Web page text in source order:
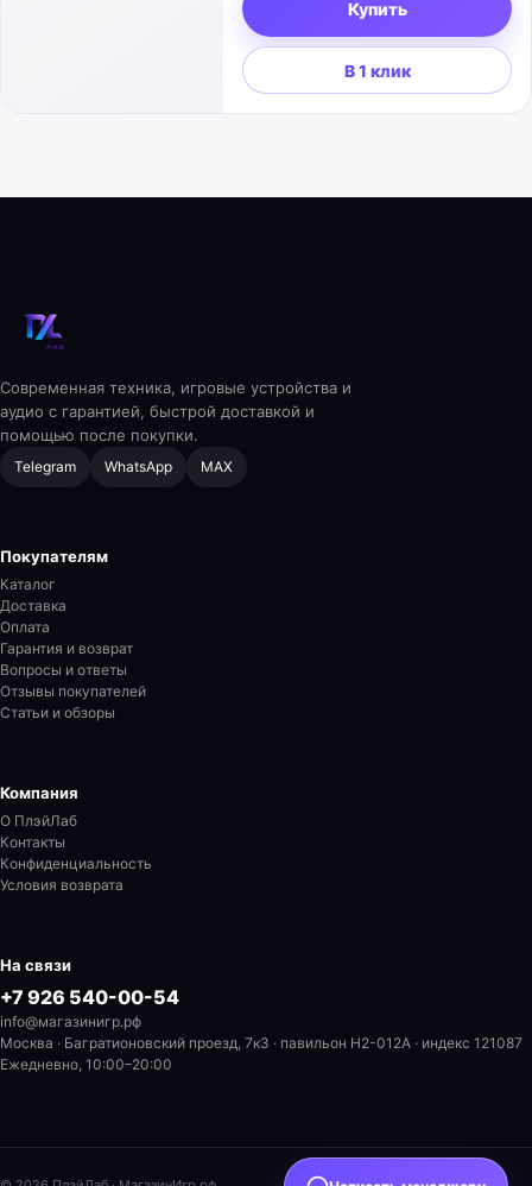
Купить
В 1 клик
Современная техника, игровые устройства и
аудио с гарантией, быстрой доставкой и
помощью после покупки.
Telegram WhatsApp MAX
Покупателям
Каталог
Доставка
Оплата
Гарантия и возврат
Вопросы и ответы
Отзывы покупателей
Статьи и обзоры
Компания
О ПлэйЛаб
Контакты
Конфиденциальность
Условия возврата
На связи
+7 926 540-00-54
info@магазинигр.рф
Москва · Багратионовский проезд, 7к3 · павильон H2-012A · индекс 121087
Ежедневно, 10:00–20:00